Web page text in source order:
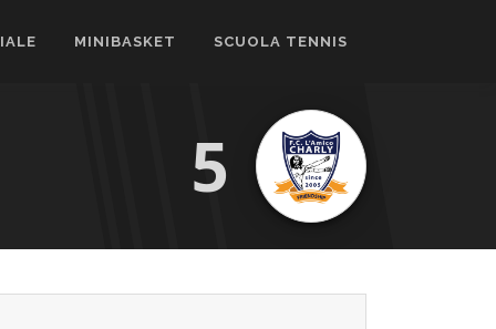
MINIBASKET SCUOLA TENNIS
5